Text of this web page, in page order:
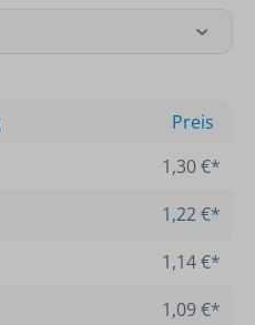
Preis
1,30 €*
1,22 €*
1,14 €*
1,09 €*